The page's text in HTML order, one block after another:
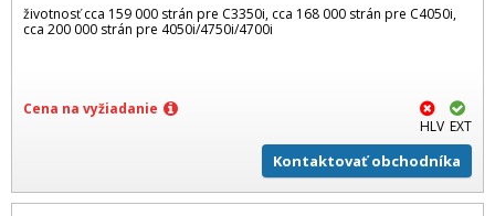
životnosť cca 159 000 strán pre C3350i, cca 168 000 strán pre C4050i,
cca 200 000 strán pre 4050i/4750i/4700i
Cena na vyžiadanie
HLV EXT
Kontaktovať obchodníka